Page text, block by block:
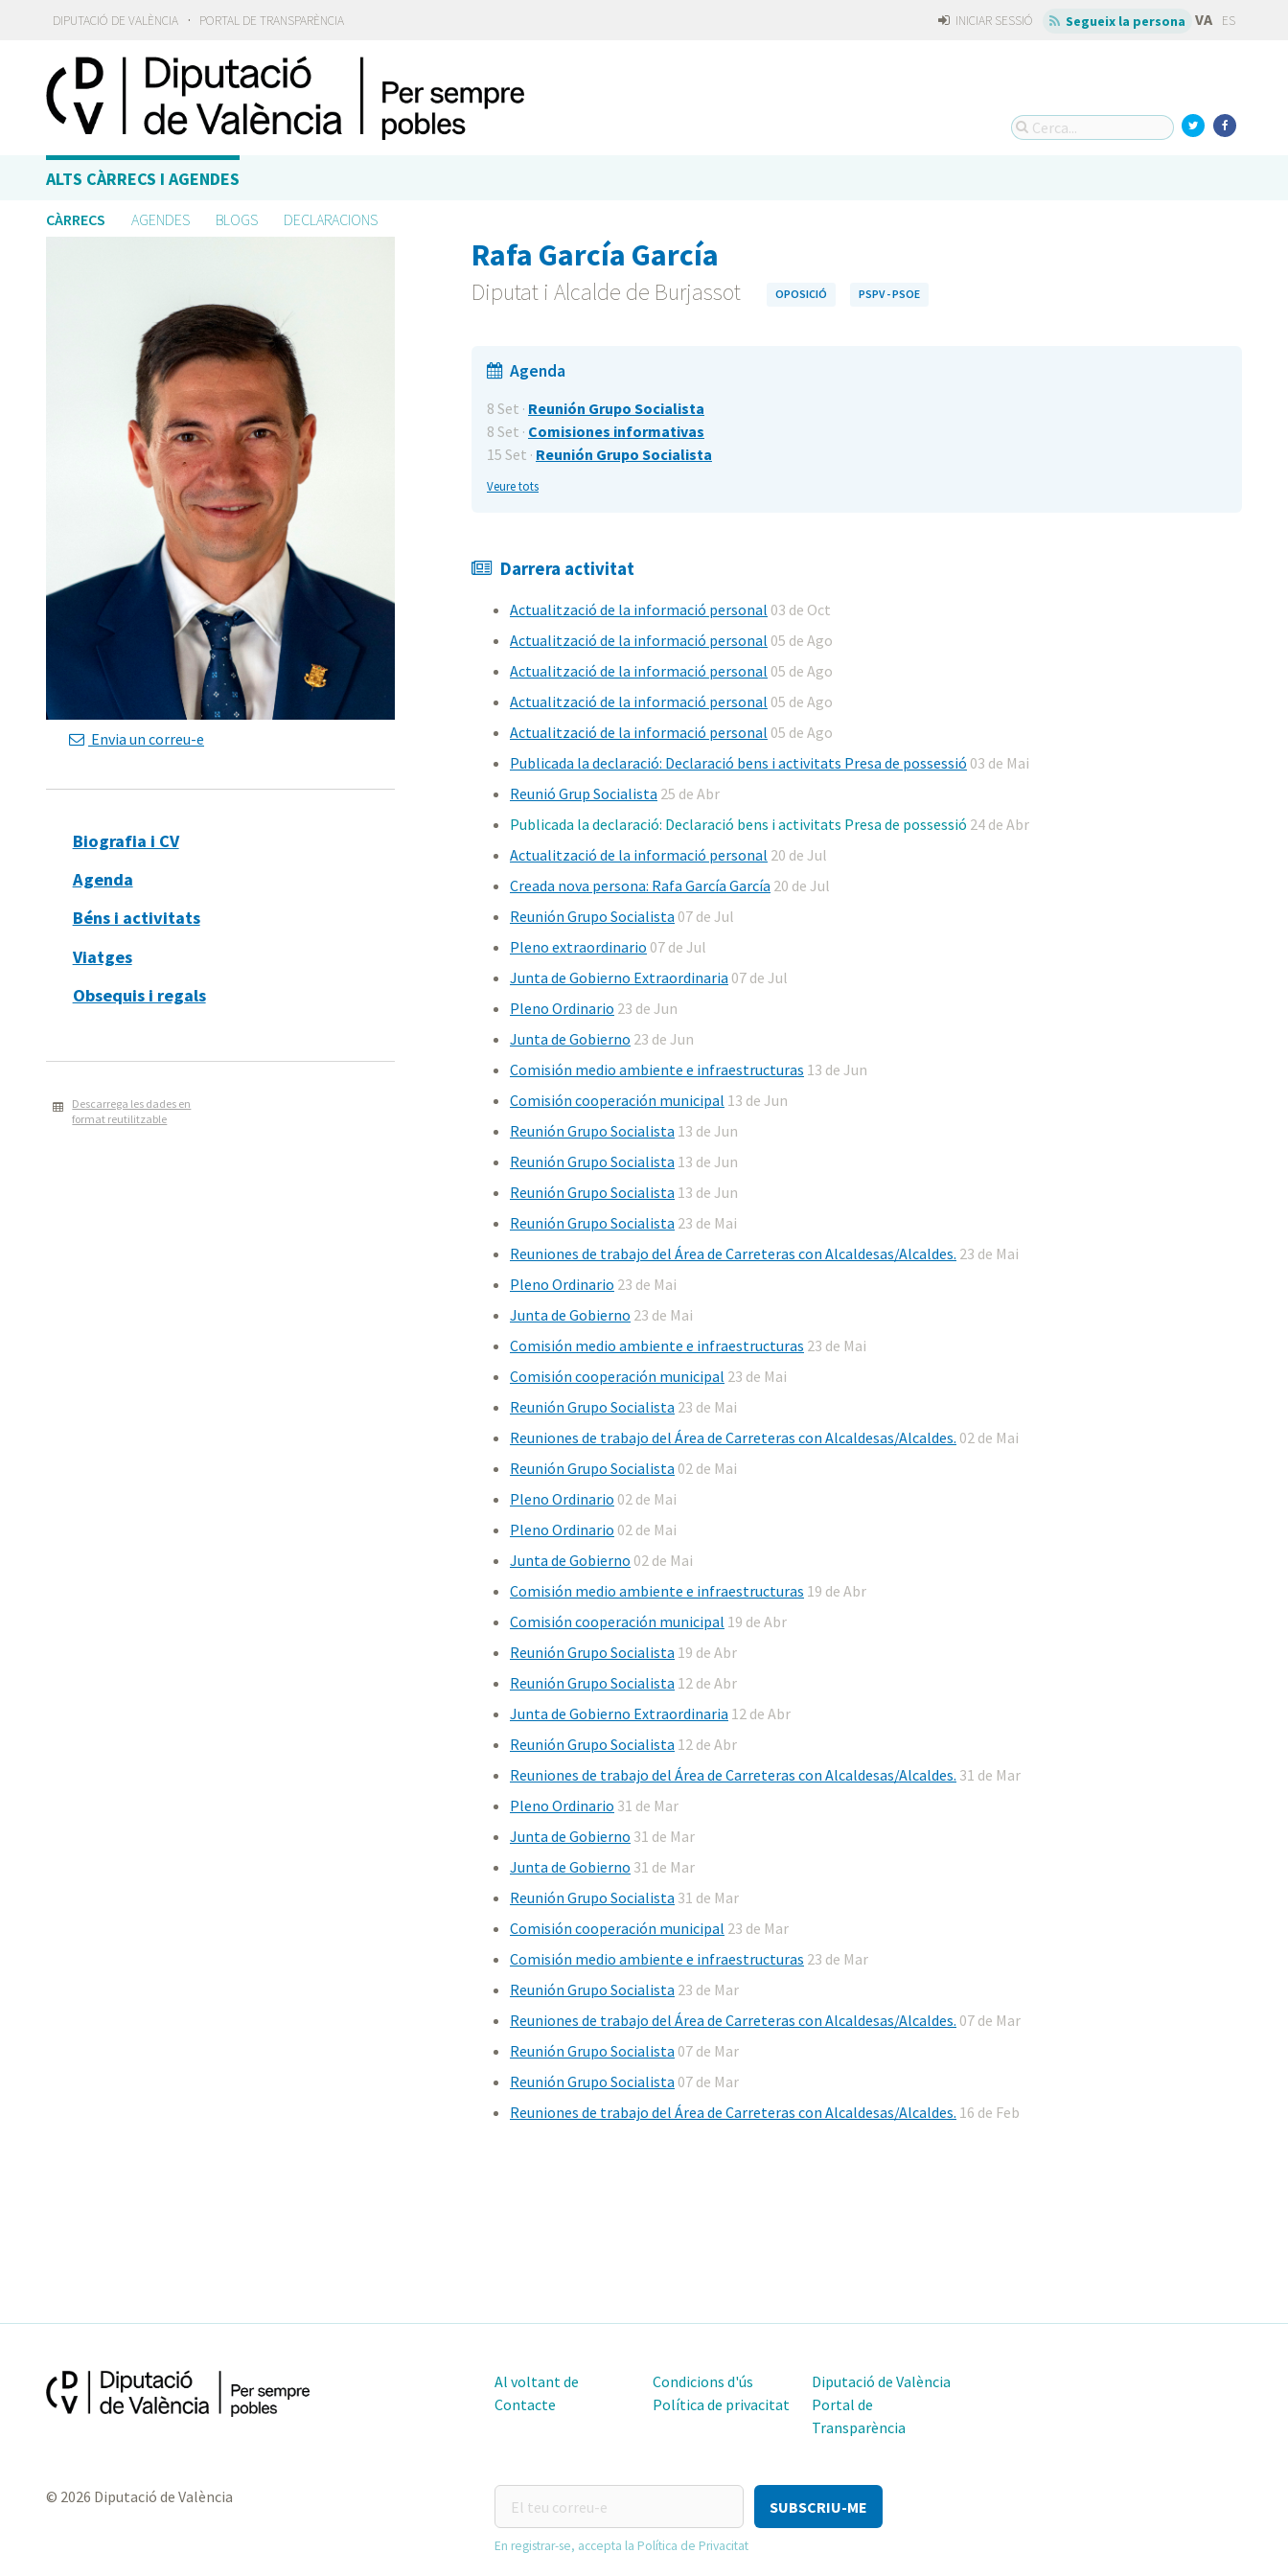
DIPUTACIÓ DE VALÈNCIA · PORTAL DE TRANSPARÈNCIA INICIAR SESSIÓ Segueix la persona VA ES
ALTS CÀRRECS I AGENDES
CÀRRECS AGENDES BLOGS DECLARACIONS
Envia un correu-e
Biografia i CV
Agenda
Béns i activitats
Viatges
Obsequis i regals
Descarrega les dades en
format reutilitzable
Rafa García García
Diputat i Alcalde de Burjassot OPOSICIÓ PSPV - PSOE
Agenda
8 Set · Reunión Grupo Socialista
8 Set · Comisiones informativas
15 Set · Reunión Grupo Socialista
Veure tots
Darrera activitat
Actualització de la informació personal 03 de Oct
Actualització de la informació personal 05 de Ago
Actualització de la informació personal 05 de Ago
Actualització de la informació personal 05 de Ago
Actualització de la informació personal 05 de Ago
Publicada la declaració: Declaració bens i activitats Presa de possessió 03 de Mai
Reunió Grup Socialista 25 de Abr
Publicada la declaració: Declaració bens i activitats Presa de possessió 24 de Abr
Actualització de la informació personal 20 de Jul
Creada nova persona: Rafa García García 20 de Jul
Reunión Grupo Socialista 07 de Jul
Pleno extraordinario 07 de Jul
Junta de Gobierno Extraordinaria 07 de Jul
Pleno Ordinario 23 de Jun
Junta de Gobierno 23 de Jun
Comisión medio ambiente e infraestructuras 13 de Jun
Comisión cooperación municipal 13 de Jun
Reunión Grupo Socialista 13 de Jun
Reunión Grupo Socialista 13 de Jun
Reunión Grupo Socialista 13 de Jun
Reunión Grupo Socialista 23 de Mai
Reuniones de trabajo del Área de Carreteras con Alcaldesas/Alcaldes. 23 de Mai
Pleno Ordinario 23 de Mai
Junta de Gobierno 23 de Mai
Comisión medio ambiente e infraestructuras 23 de Mai
Comisión cooperación municipal 23 de Mai
Reunión Grupo Socialista 23 de Mai
Reuniones de trabajo del Área de Carreteras con Alcaldesas/Alcaldes. 02 de Mai
Reunión Grupo Socialista 02 de Mai
Pleno Ordinario 02 de Mai
Pleno Ordinario 02 de Mai
Junta de Gobierno 02 de Mai
Comisión medio ambiente e infraestructuras 19 de Abr
Comisión cooperación municipal 19 de Abr
Reunión Grupo Socialista 19 de Abr
Reunión Grupo Socialista 12 de Abr
Junta de Gobierno Extraordinaria 12 de Abr
Reunión Grupo Socialista 12 de Abr
Reuniones de trabajo del Área de Carreteras con Alcaldesas/Alcaldes. 31 de Mar
Pleno Ordinario 31 de Mar
Junta de Gobierno 31 de Mar
Junta de Gobierno 31 de Mar
Reunión Grupo Socialista 31 de Mar
Comisión cooperación municipal 23 de Mar
Comisión medio ambiente e infraestructuras 23 de Mar
Reunión Grupo Socialista 23 de Mar
Reuniones de trabajo del Área de Carreteras con Alcaldesas/Alcaldes. 07 de Mar
Reunión Grupo Socialista 07 de Mar
Reunión Grupo Socialista 07 de Mar
Reuniones de trabajo del Área de Carreteras con Alcaldesas/Alcaldes. 16 de Feb
Al voltant de
Contacte
Condicions d'ús
Política de privacitat
Diputació de València
Portal de
Transparència
© 2026 Diputació de València
teu
correu-
En registrar-se, accepta la Política de Privacitat